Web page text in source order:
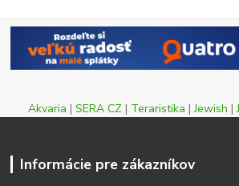
Akvaria | SERA CZ | Teraristika |Jewish |
Informácie pre zákazníkov